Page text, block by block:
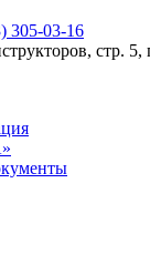
305-03-16
стр.